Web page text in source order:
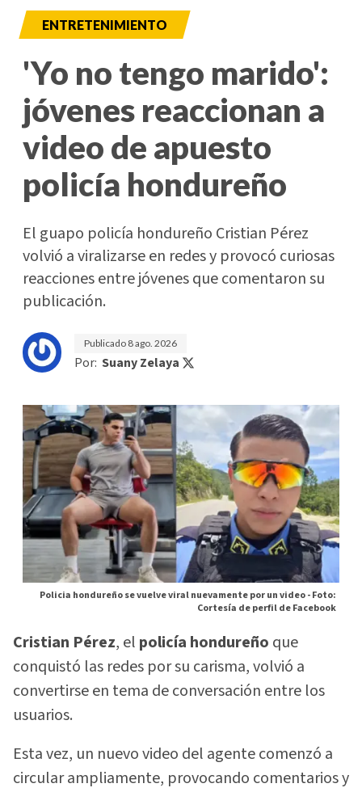
ENTRETENIMIENTO
'Yo no tengo marido':
jóvenes reaccionan a
video de apuesto
policía hondureño
El guapo policía hondureño Cristian Pérez
volvió a viralizarse en redes y provocó curiosas
reacciones entre jóvenes que comentaron su
publicación.
Publicado 8 ago. 2026
Por: Suany Zelaya
Policia hondureño se vuelve viral nuevamente por un video -Foto:
Cortesía de perfil de Facebook
Cristian Pérez, el policía hondureño que
conquistó las redes por su carisma, volvió a
convertirse en tema de conversación entre los
usuarios.
Esta vez, un nuevo video del agente comenzó a
circular ampliamente, provocando comentarios y